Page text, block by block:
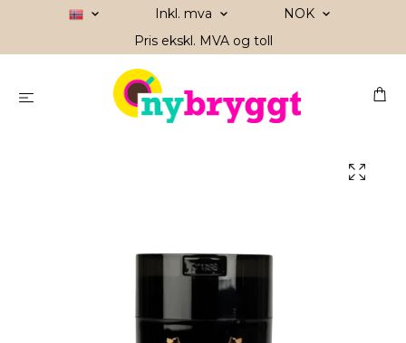
Inkl. mva
NOK
Pris ekskl. MVA og toll